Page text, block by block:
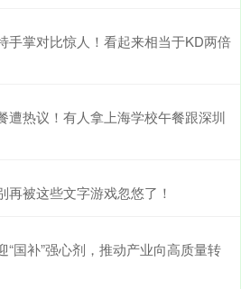
手掌对比惊人！看起来相当于KD两倍
遭热议！有人拿上海学校午餐跟深圳
再被这些文字游戏忽悠了！
“国补”强心剂，推动产业向高质量转